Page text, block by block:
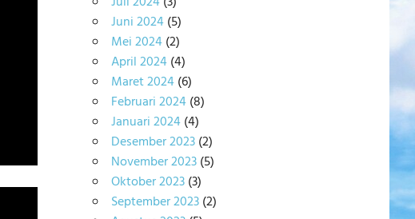
Juni 2024(5)
Mei 2024(2)
April 2024(4)
Maret 2024(6)
Februari 2024(8)
Januari 2024(4)
Desember 2023(2)
November 2023(5)
Oktober 2023(3)
September 2023(2)